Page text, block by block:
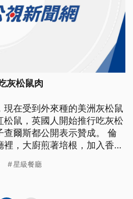
灰松鼠肉
在受到外來種的美洲灰松鼠
松鼠，英國人開始推行吃灰松
查爾斯都公開表示贊成。 倫
，大廚煎著培根，加入香
的肉還真不少 吃起來 真的很
星級餐廳